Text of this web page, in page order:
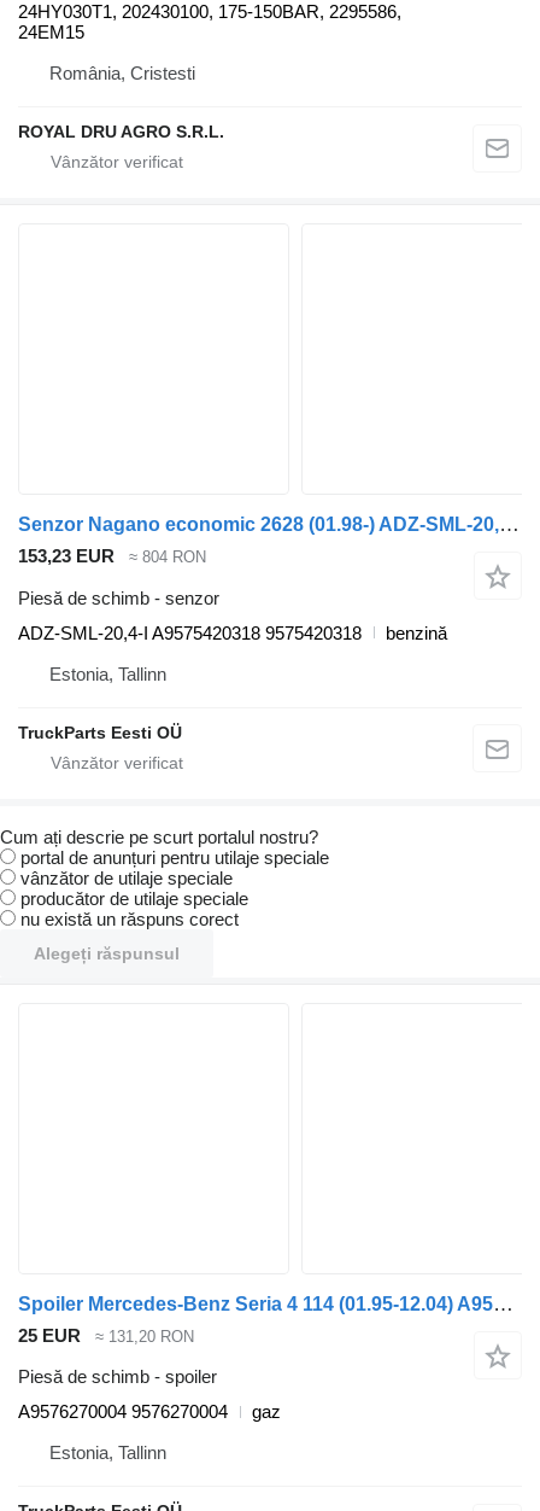
24HY030T1, 202430100, 175-150BAR, 2295586,
24EM15
România, Cristesti
ROYAL DRU AGRO S.R.L.
Senzor Nagano economic 2628 (01.98-) ADZ-SML-20,4-I pentru maşina de gunoi Mercedes-Benz Econic (1998-2014)
153,23 EUR ≈ 804 RON
Piesă de schimb - senzor
ADZ-SML-20,4-I A9575420318 9575420318
benzină
Estonia, Tallinn
TruckParts Eesti OÜ
Cum ați descrie pe scurt portalul nostru?
portal de anunțuri pentru utilaje speciale
vânzător de utilaje speciale
producător de utilaje speciale
nu există un răspuns corect
Alegeți răspunsul
Spoiler Mercedes-Benz Seria 4 114 (01.95-12.04) A9576270004 pentru maşina de gunoi Mercedes-Benz Econic (1998-2014)
25 EUR ≈ 131,20 RON
Piesă de schimb - spoiler
A9576270004 9576270004
gaz
Estonia, Tallinn